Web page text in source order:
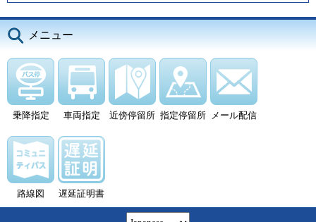
メニュー
乗降指定 車両指定 近傍停留所 指定停留所 メール配信
路線図 遅延証明書